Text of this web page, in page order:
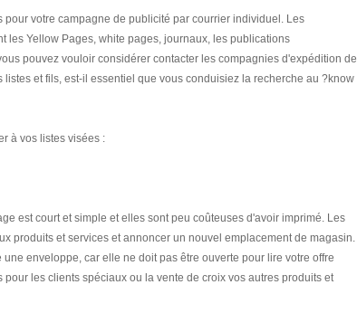
pour votre campagne de publicité par courrier individuel. Les
les Yellow Pages, white pages, journaux, les publications
pouvez vouloir considérer contacter les compagnies d'expédition de
et fils, est-il essentiel que vous conduisiez la recherche au ?know
à vos listes visées :
est court et simple et elles sont peu coûteuses d'avoir imprimé. Les
produits et services et annoncer un nouvel emplacement de magasin.
enveloppe, car elle ne doit pas être ouverte pour lire votre offre
les clients spéciaux ou la vente de croix vos autres produits et